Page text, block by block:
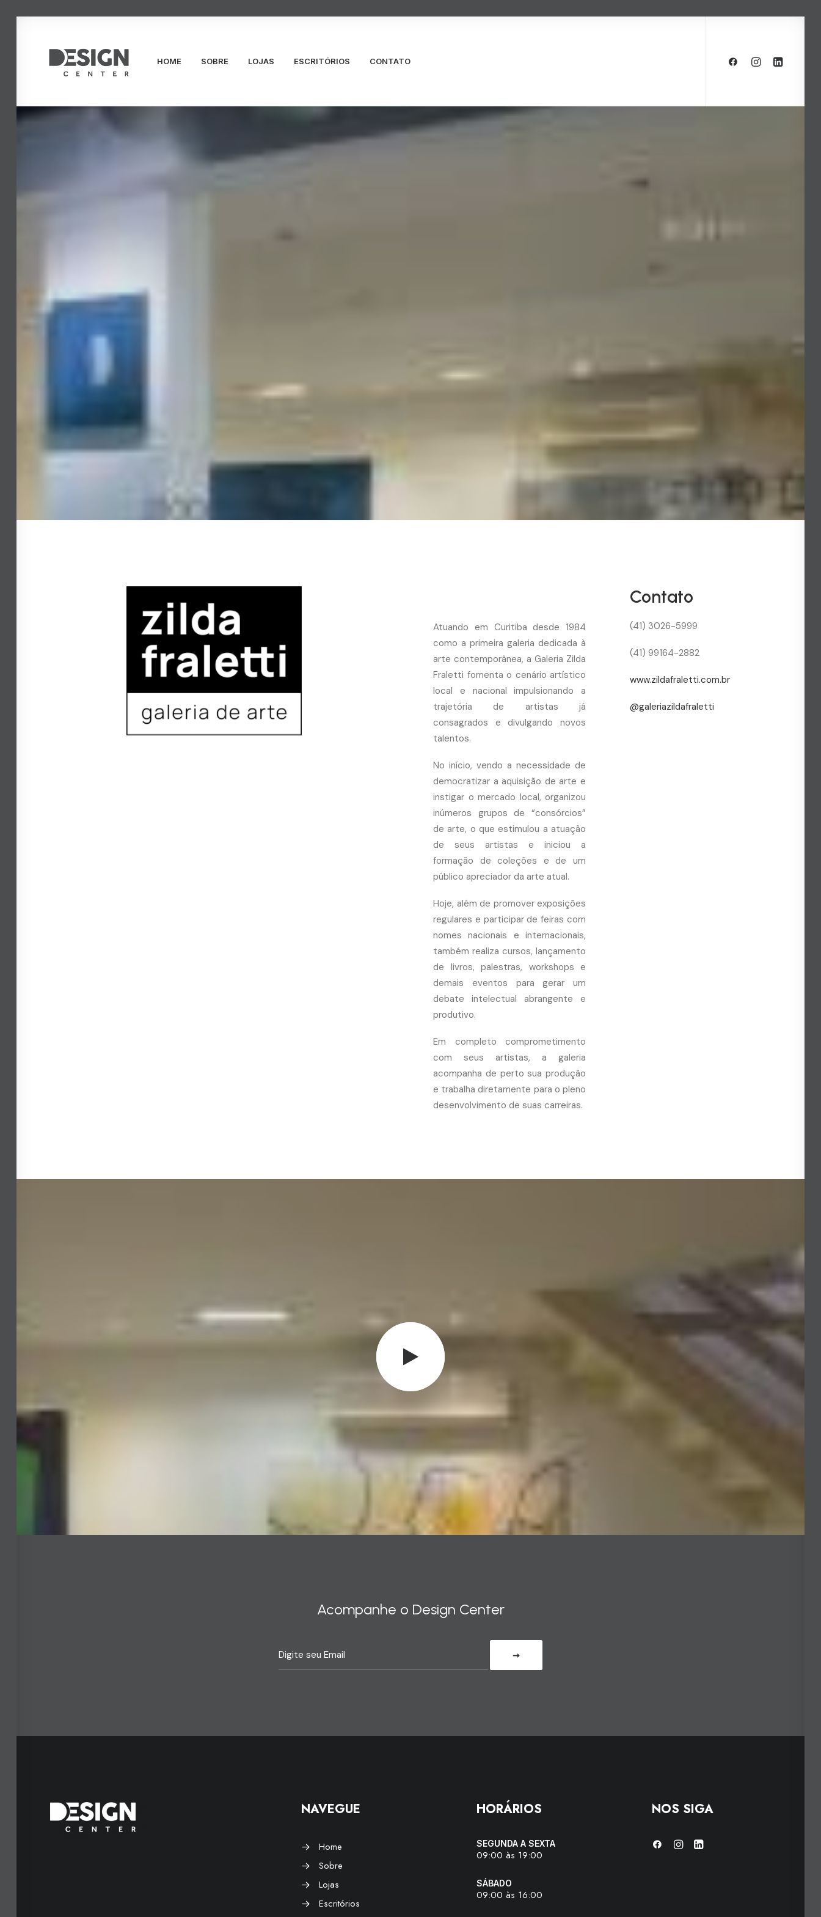
HOME SOBRE LOJAS ESCRITÓRIOS CONTATO
Atuando em Curitiba desde 1984
como a primeira galeria dedicada à
arte contemporânea, a Galeria Zilda
Fraletti fomenta o cenário artístico
local e nacional impulsionando a
trajetória de artistas já
consagrados e divulgando novos
talentos.
No início, vendo a necessidade de
democratizar a aquisição de arte e
instigar o mercado local, organizou
inúmeros grupos de “consórcios”
de arte, o que estimulou a atuação
de seus artistas e iniciou a
formação de coleções e de um
público apreciador da arte atual.
Hoje, além de promover exposições
regulares e participar de feiras com
nomes nacionais e internacionais,
também realiza cursos, lançamento
de livros, palestras, workshops e
demais eventos para gerar um
debate intelectual abrangente e
produtivo.
Em completo comprometimento
com seus artistas, a galeria
acompanha de perto sua produção
e trabalha diretamente para o pleno
desenvolvimento de suas carreiras.
Contato
(41) 3026-5999
(41) 99164-2882
www.zildafraletti.com.br
@galeriazildafraletti
Acompanhe o Design Center
NAVEGUE
Home
Sobre
Lojas
Escritórios
HORÁRIOS
SEGUNDA A SEXTA
09:00 às 19:00
SÁBADO
09:00 às 16:00
NOS SIGA